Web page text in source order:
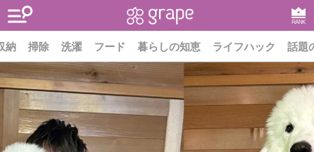
RANK
納 掃除 洗濯 フード 暮らしの知恵 ライフハック 話題